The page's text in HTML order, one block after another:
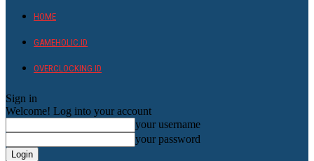
HOME
GAMEHOLIC.ID
OVERCLOCKING ID
Sign in
Welcome! Log into your account
your username
your password